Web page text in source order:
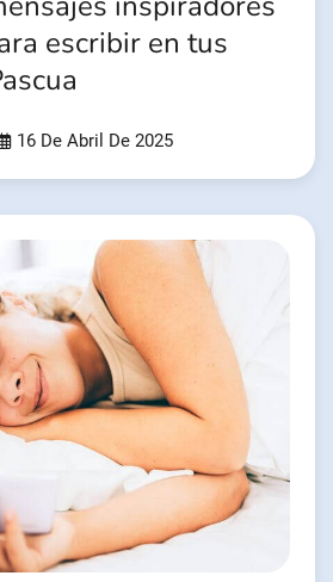
escribir en tus
16 De Abril De 2025